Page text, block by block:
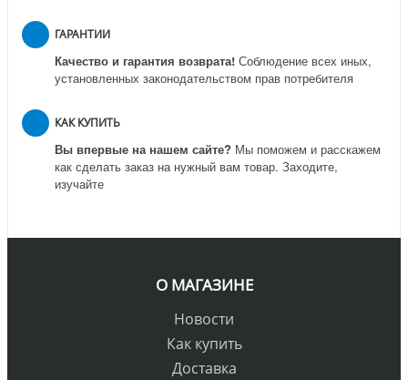
ГАРАНТИИ
Качество и гарантия возврата! Соблюдение всех иных,
установленных законодательством прав потребителя
КАК КУПИТЬ
Вы впервые на нашем сайте? Мы поможем и расскажем
как сделать заказ на нужный вам товар. Заходите,
изучайте
О МАГАЗИНЕ
Новости
Как купить
Доставка